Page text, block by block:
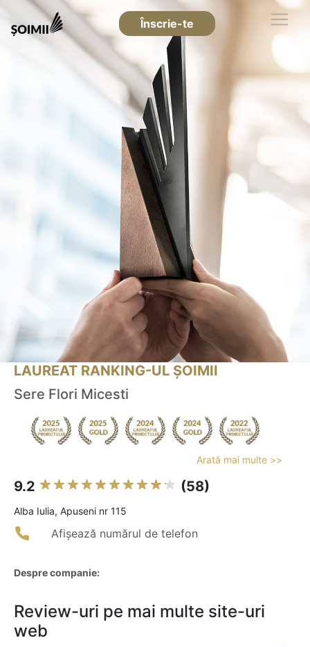
Înscrie-te
LAUREAT RANKING-UL ȘOIMII
Sere Flori Micesti
Arată mai multe >>
9.2 (58)
Alba Iulia, Apuseni nr 115
Afișează numărul de telefon
Despre companie:
Review-uri pe mai multe site-uri
web